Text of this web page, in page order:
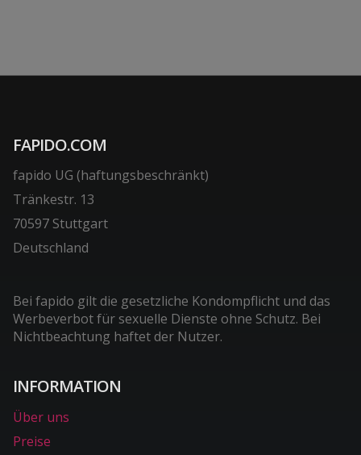
FAPIDO.COM
fapido UG (haftungsbeschränkt)
Tränkestr. 13
70597 Stuttgart
Deutschland
Bei fapido gilt die gesetzliche Kondompflicht und das
Werbeverbot für sexuelle Dienste ohne Schutz. Bei
Nichtbeachtung haftet der Nutzer.
INFORMATION
Über uns
Preise